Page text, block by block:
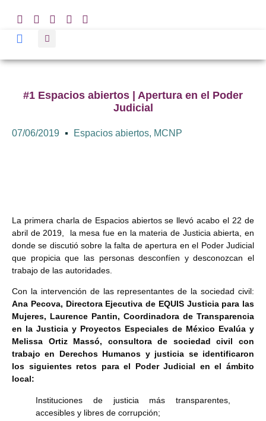
#1 Espacios abiertos | Apertura en el Poder
Judicial
07/06/2019 Espacios abiertos, MCNP
La primera charla de Espacios abiertos se llevó acabo el 22 de
abril de 2019, la mesa fue en la materia de Justicia abierta, en
donde se discutió sobre la falta de apertura en el Poder Judicial
que propicia que las personas desconfíen y desconozcan el
trabajo de las autoridades.
Con la intervención de las representantes de la sociedad civil:
Ana Pecova, Directora Ejecutiva de EQUIS Justicia para las
Mujeres, Laurence Pantin, Coordinadora de Transparencia
en la Justicia y Proyectos Especiales de México Evalúa y
Melissa Ortiz Massó, consultora de sociedad civil con
trabajo en Derechos Humanos y justicia se identificaron
los siguientes retos para el Poder Judicial en el ámbito
local:
Instituciones de justicia más transparentes,
accesibles y libres de corrupción;